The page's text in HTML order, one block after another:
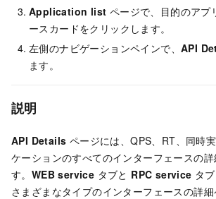
Application list ページで、目的のアプ
ースカードをクリックします。
左側のナビゲーションペインで、 API
ます。
説明
API Details ページには、QPS、RT、同時
ケーションのすべてのインターフェースの詳
す。 WEB service タブと RPC service タ
さまざまなタイプのインターフェースの詳